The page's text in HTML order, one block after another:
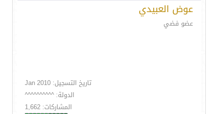
عوض العبيدي
عضو فضي
تاريخ التسجيل: Jan 2010
الدولة: ^^^^^^^^^^
المشاركات: 1,662